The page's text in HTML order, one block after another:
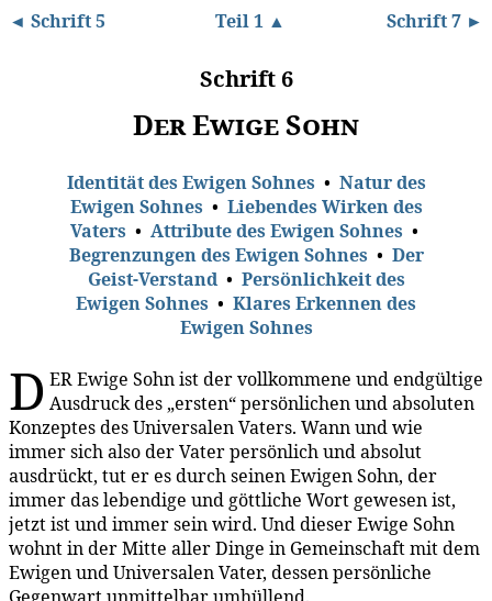
◄ Schrift 5 Teil 1 ▲ Schrift 7 ►
Schrift 6
Der Ewige Sohn
Identität des Ewigen Sohnes • Natur des
Ewigen Sohnes • Liebendes Wirken des
Vaters • Attribute des Ewigen Sohnes •
Begrenzungen des Ewigen Sohnes • Der
Geist-Verstand• Persönlichkeit des
Ewigen Sohnes • Klares Erkennen des
Ewigen Sohnes
D ER Ewige Sohn ist der vollkommene und endgültige
Ausdruck des „ersten“ persönlichen und absoluten
Konzeptes des Universalen Vaters. Wann und wie
immer sich also der Vater persönlich und absolut
ausdrückt, tut er es durch seinen Ewigen Sohn, der
immer das lebendige und göttliche Wort gewesen ist,
jetzt ist und immer sein wird. Und dieser Ewige Sohn
wohnt in der Mitte aller Dinge in Gemeinschaft mit dem
Ewigen und Universalen Vater, dessen persönliche
Gegenwart unmittelbar umhüllend.